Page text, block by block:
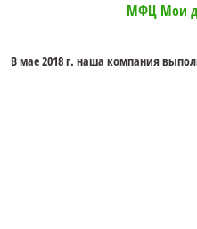
МФЦ Мои
В мае 2018 г. наша компания